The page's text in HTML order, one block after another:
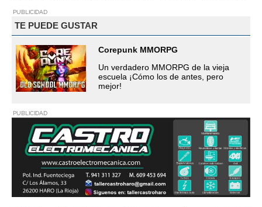
PUBLICIDAD
TE PUEDE GUSTAR
Corepunk MMORPG
Un verdadero MMORPG de la vieja
escuela ¡Cómo los de antes, pero
mejor!
PUBLICIDAD